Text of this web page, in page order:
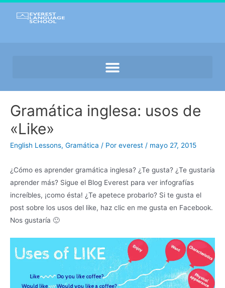
Gramática inglesa: usos de
«Like»
English Lessons, Gramática / Por everest / mayo 27, 2015
¿Cómo es aprender gramática inglesa? ¿Te gusta? ¿Te gustaría
aprender más? Sigue el Blog Everest para ver infografías
increíbles, ¡como ésta! ¿Te apetece probarlo? Si te gusta el
post sobre los usos del like, haz clic en me gusta en Facebook.
Nos gustaría 🙂